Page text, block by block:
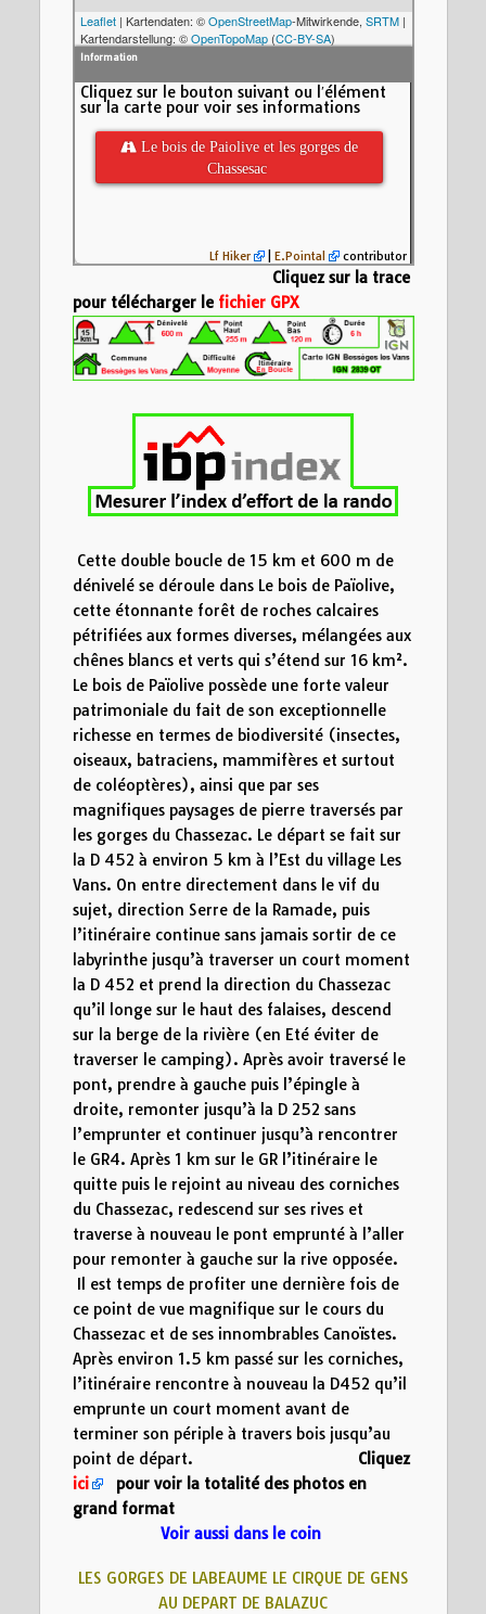
Leaflet| Kartendaten: ©OpenStreetMap-Mitwirkende, SRTM|
Kartendarstellung: ©OpenTopoMap(CC-BY-SA)
 Le bois de Paiolive et les gorges de
Chassesac
50
4 8 12
Chassesac
Information
Cliquez sur le bouton suivant ou l′élément
sur la carte pour voir ses informations
Lf Hiker | E.Pointal contributor
Cliquez sur la trace
pour télécharger le fichier GPX
Cette double boucle de 15 km et 600 m de
dénivelé se déroule dans Le bois de Païolive,
cette étonnante forêt de roches calcaires
pétrifiées aux formes diverses, mélangées aux
chênes blancs et verts qui s’étend sur 16 km².
Le bois de Païolive possède une forte valeur
patrimoniale du fait de son exceptionnelle
richesse en termes de biodiversité (insectes,
oiseaux, batraciens, mammifères et surtout
de coléoptères), ainsi que par ses
magnifiques paysages de pierre traversés par
les gorges du Chassezac. Le départ se fait sur
la D 452 à environ 5 km à l’Est du village Les
Vans. On entre directement dans le vif du
sujet, direction Serre de la Ramade, puis
l’itinéraire continue sans jamais sortir de ce
labyrinthe jusqu’à traverser un court moment
la D 452 et prend la direction du Chassezac
qu’il longe sur le haut des falaises, descend
sur la berge de la rivière (en Eté éviter de
traverser le camping). Après avoir traversé le
pont, prendre à gauche puis l’épingle à
droite, remonter jusqu’à la D 252 sans
l’emprunter et continuer jusqu’à rencontrer
le GR4. Après 1 km sur le GR l’itinéraire le
quitte puis le rejoint au niveau des corniches
du Chassezac, redescend sur ses rives et
traverse à nouveau le pont emprunté à l’aller
pour remonter à gauche sur la rive opposée.
Il est temps de profiter une dernière fois de
ce point de vue magnifique sur le cours du
Chassezac et de ses innombrables Canoïstes.
Après environ 1.5 km passé sur les corniches,
l’itinéraire rencontre à nouveau la D452 qu’il
emprunte un court moment avant de
terminer son périple à travers bois jusqu’au
point de départ.
Cliquez
ici
pour voir la totalité des photos en
grand format
Voir aussi dans le coin
LES GORGES DE LABEAUME LE CIRQUE DE GENS
AU DEPART DE BALAZUC